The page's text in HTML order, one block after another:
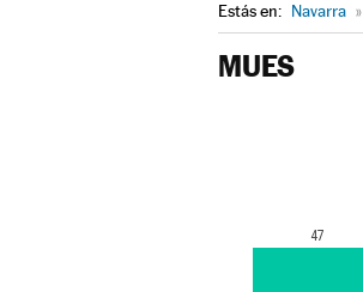
Estás en: Navarra »
MUES
47